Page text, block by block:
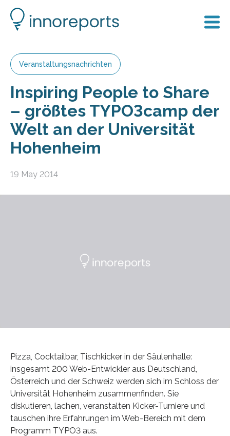
Veranstaltungsnachrichten
Inspiring People to Share
– größtes TYPO3camp der
Welt an der Universität
Hohenheim
19 May 2014
Pizza, Cocktailbar, Tischkicker in der Säulenhalle:
insgesamt 200 Web-Entwickler aus Deutschland,
Österreich und der Schweiz werden sich im Schloss der
Universität Hohenheim zusammenfinden. Sie
diskutieren, lachen, veranstalten Kicker-Turniere und
tauschen ihre Erfahrungen im Web-Bereich mit dem
Programm TYPO3 aus.